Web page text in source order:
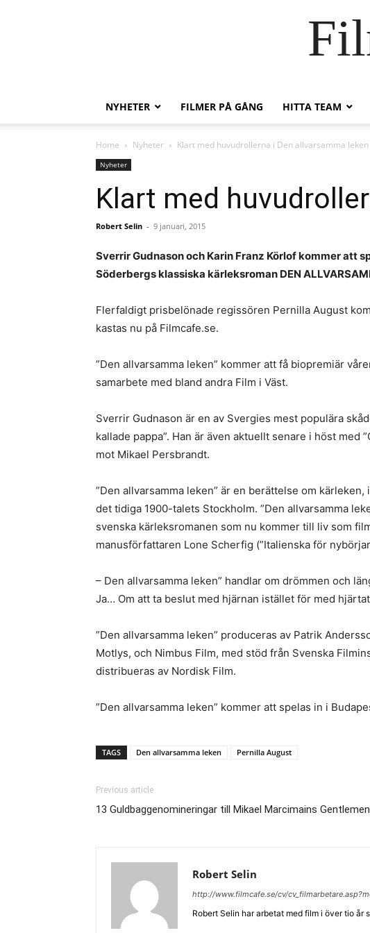
NYHETER FILMER PÅ GÅNG HITTA TEAM
Home Nyheter Klart med huvudrollerna i Den allvarsamma leken
Nyheter
Klart med
Robert Selin - 9 januari, 2015
Sverrir Gudnason och Karin Franz Körlof kommer att
Söderbergs klassiska kärleksroman DEN
Flerfaldigt prisbelönade regissören Pernilla August
kastas nu på Filmcafe.se.
”Den allvarsamma leken” kommer att få biopremiär
samarbete med bland andra Film i Väst.
Sverrir Gudnason är en av Svergies mest populära
kallade pappa”. Han är även aktuellt senare i höst med
mot Mikael Persbrandt.
”Den allvarsamma leken” är en berättelse om
det tidiga 1900-talets Stockholm. ”Den allvarsamma
svenska kärleksromanen som nu kommer till liv som
manusförfattaren Lone Scherfig (”Italienska för
– Den allvarsamma leken” handlar om drömmen och
Ja… Om att ta beslut med hjärnan istället för med
”Den allvarsamma leken” produceras av Patrik
Motlys, och Nimbus Film, med stöd från Svenska
distribueras av Nordisk Film.
”Den allvarsamma leken” kommer att spelas in i
TAGS Den allvarsamma leken Pernilla August
Previous article
13 Guldbaggenomineringar till Mikael Marcimains Gentlemen
Robert Selin
http://www.filmcafe.se/cv/
Robert Selin har arbetat med film i över tio